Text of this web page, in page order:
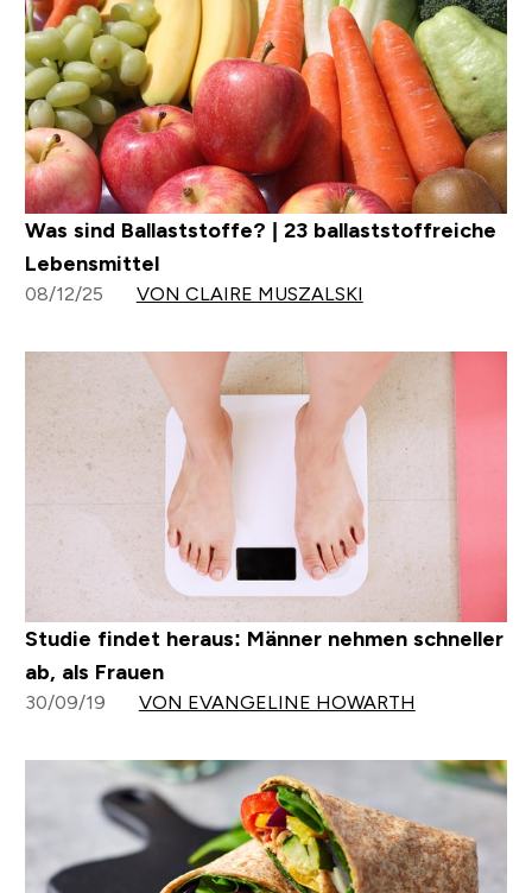
Was sind Ballaststoffe? | 23 ballaststoffreiche
Lebensmittel
08/12/25 VON CLAIRE MUSZALSKI
Studie findet heraus: Männer nehmen schneller
ab, als Frauen
30/09/19 VON EVANGELINE HOWARTH